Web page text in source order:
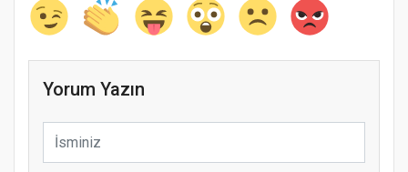
Yorum Yazın